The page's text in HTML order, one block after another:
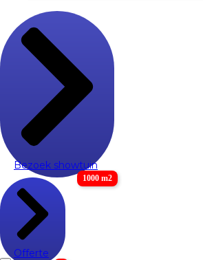
Bezoek showtuin
1000 m2
Offerte